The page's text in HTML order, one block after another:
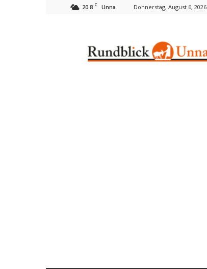
20.8 C Unna Donnerstag, August 6, 2026